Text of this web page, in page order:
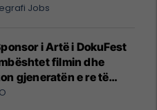
Jobs
i Artë i DokuFest
filmin dhe
gjeneratën e re të